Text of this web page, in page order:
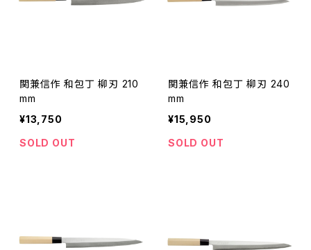
関兼信作 和包丁 柳刃 210
mm
¥13,750
SOLD OUT
関兼信作 和包丁 柳刃 240
mm
¥15,950
SOLD OUT